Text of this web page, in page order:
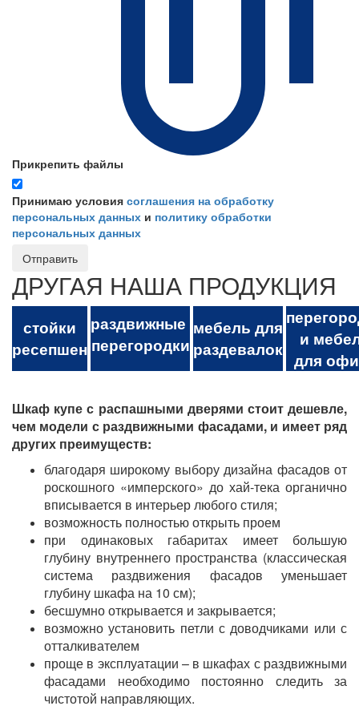
Прикрепить файлы
Принимаю условия соглашения на обработку
персональных данных и политику обработки
персональных данных
Отправить
ДРУГАЯ НАША ПРОДУКЦИЯ
стойки
ресепшен
раздвижные
перегородки
мебель для
раздевалок
и
для
Шкаф купе с распашными дверями стоит дешевле,
чем модели с раздвижными фасадами, и имеет ряд
других преимуществ:
благодаря широкому выбору дизайна фасадов от
роскошного «имперского» до хай-тека органично
вписывается в интерьер любого стиля;
возможность полностью открыть проем
при одинаковых габаритах имеет большую
глубину внутреннего пространства (классическая
система раздвижения фасадов уменьшает
глубину шкафа на 10 см);
бесшумно открывается и закрывается;
возможно установить петли с доводчиками или с
отталкивателем
проще в эксплуатации – в шкафах с раздвижными
фасадами необходимо постоянно следить за
чистотой направляющих.